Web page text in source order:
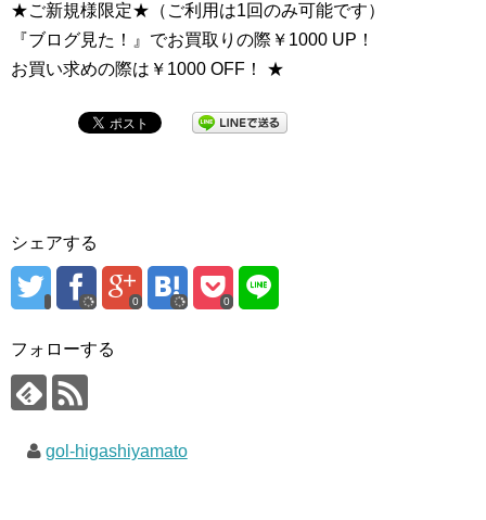
★ご新規様限定★（ご利用は1回のみ可能です）
『ブログ見た！』でお買取りの際￥1000 UP！
お買い求めの際は￥1000 OFF！ ★
シェアする
0 0
フォローする
gol-higashiyamato